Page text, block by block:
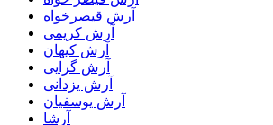
آرش قیصرخواه
آرش کریمی
آرش کیهان
آرش گرایی
آرش یزدانی
آرش یوسفیان
آرشا